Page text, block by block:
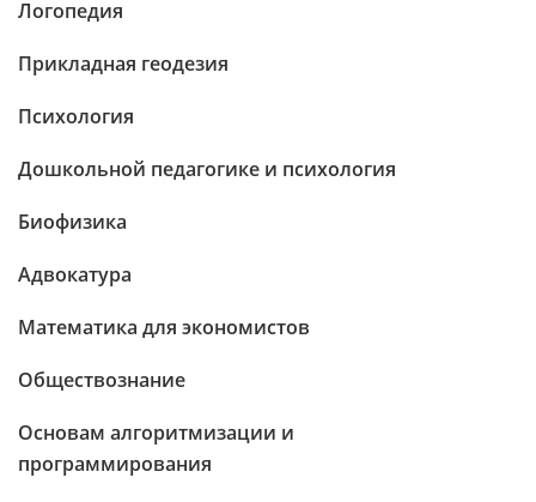
Логопедия
Прикладная геодезия
Психология
Дошкольной педагогике и психология
Биофизика
Адвокатура
Математика для экономистов
Обществознание
Основам алгоритмизации и
программирования